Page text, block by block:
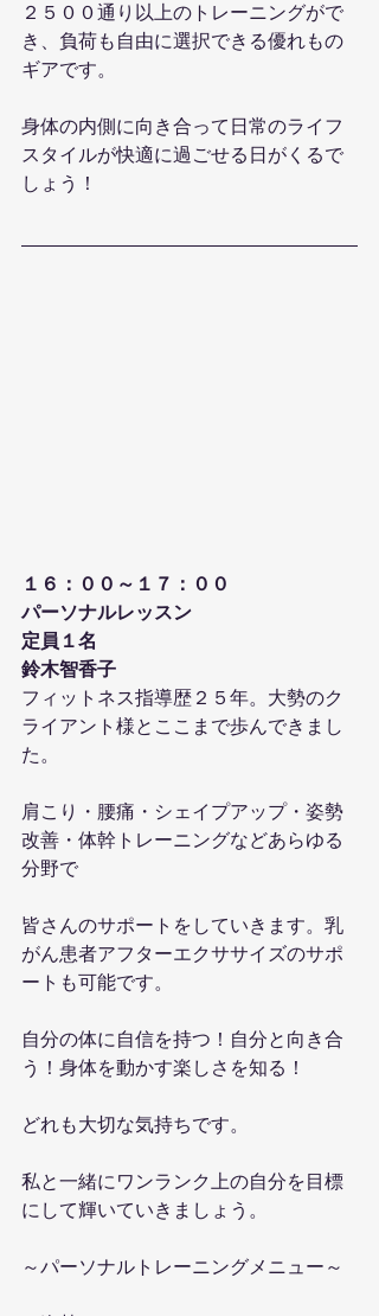
２５００通り以上のトレーニングがで
き、負荷も自由に選択できる優れもの
ギアです。
身体の内側に向き合って日常のライフ
スタイルが快適に過ごせる日がくるで
しょう！
１６：００～１７：００
パーソナルレッスン
定員１名
鈴木智香子
フィットネス指導歴２５年。大勢のク
ライアント様とここまで歩んできまし
た。
肩こり・腰痛・シェイプアップ・姿勢
改善・体幹トレーニングなどあらゆる
分野で
皆さんのサポートをしていきます。乳
がん患者アフターエクササイズのサポ
ートも可能です。
自分の体に自信を持つ！自分と向き合
う！身体を動かす楽しさを知る！
どれも大切な気持ちです。
私と一緒にワンランク上の自分を目標
にして輝いていきましょう。
～パーソナルトレーニングメニュー～